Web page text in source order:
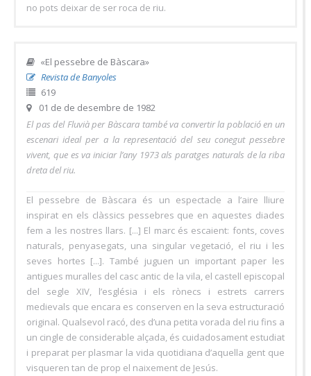
no pots deixar de ser roca de riu.
«El pessebre de Bàscara»
Revista de Banyoles
619
01 de de desembre de 1982
El pas del Fluvià per Bàscara també va convertir la població en un
escenari ideal per a la representació del seu conegut pessebre
vivent, que es va iniciar l’any 1973 als paratges naturals de la riba
dreta del riu.
El pessebre de Bàscara és un espectacle a l’aire lliure
inspirat en els clàssics pessebres que en aquestes diades
fem a les nostres llars. [...] El marc és escaient: fonts, coves
naturals, penyasegats, una singular vegetació, el riu i les
seves hortes [...]. També juguen un important paper les
antigues muralles del casc antic de la vila, el castell episcopal
del segle XIV, l’església i els rònecs i estrets carrers
medievals que encara es conserven en la seva estructuració
original. Qualsevol racó, des d’una petita vorada del riu fins a
un cingle de considerable alçada, és cuidadosament estudiat
i preparat per plasmar la vida quotidiana d’aquella gent que
visqueren tan de prop el naixement de Jesús.